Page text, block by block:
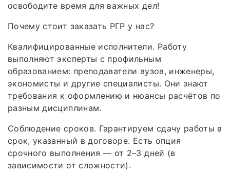
освободите время для важных дел!
Почему стоит заказать РГР у нас?
Квалифицированные исполнители. Работу
выполняют эксперты с профильным
образованием: преподаватели вузов, инженеры,
экономисты и другие специалисты. Они знают
требования к оформлению и нюансы расчётов по
разным дисциплинам.
Соблюдение сроков. Гарантируем сдачу работы в
срок, указанный в договоре. Есть опция
срочного выполнения — от 2–3 дней (в
зависимости от сложности).